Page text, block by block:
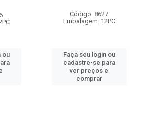
ou
Código: 8627
Embalagem: 12PC
Faça seu login ou
cadastre-se para
ver preços e
comprar